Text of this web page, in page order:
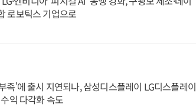
로보틱스 기업으로
족'에 출시 지연되나, 삼성디스플레이 LG디스플레이
익 다각화 속도